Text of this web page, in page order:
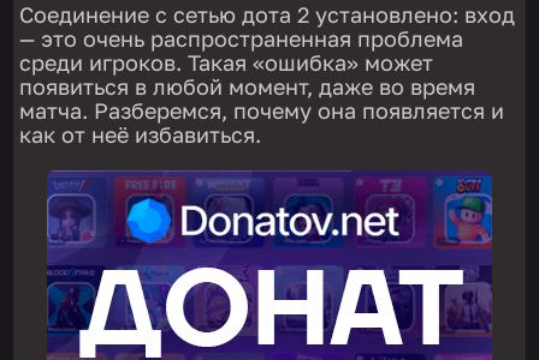
Соединение с сетью дота 2 установлено: вход
— это очень распространенная проблема
среди игроков. Такая «ошибка» может
появиться в любой момент, даже во время
матча. Разберемся, почему она появляется и
как от неё избавиться.